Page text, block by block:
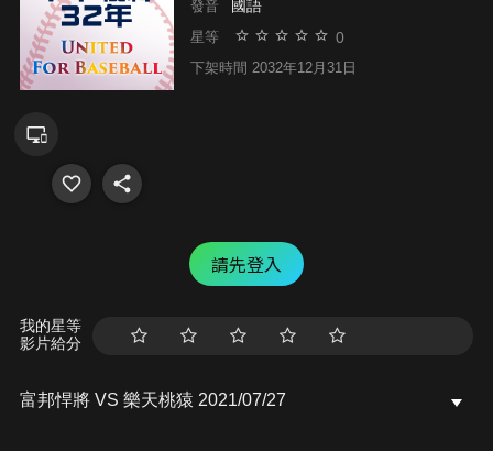
發音 國語
星等 0
下架時間 2032年12月31日
請先登入
我的星等
影片給分
富邦悍將 VS 樂天桃猿 2021/07/27